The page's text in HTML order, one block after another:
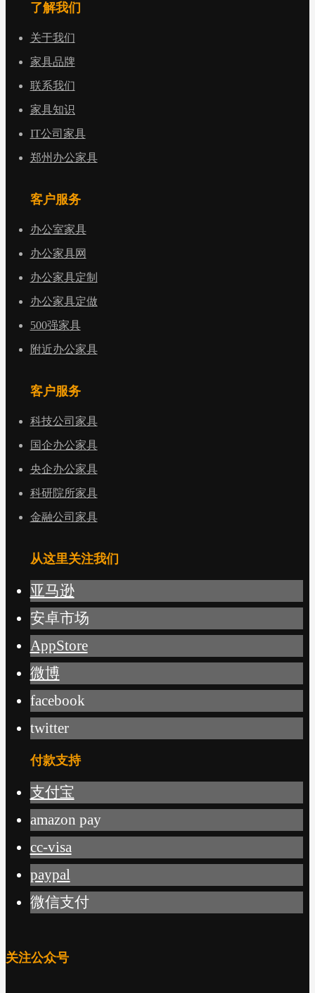
了解我们
关于我们
家具品牌
联系我们
家具知识
IT公司家具
郑州办公家具
客户服务
办公室家具
办公家具网
办公家具定制
办公家具定做
500强家具
附近办公家具
客户服务
科技公司家具
国企办公家具
央企办公家具
科研院所家具
金融公司家具
从这里关注我们
亚马逊
安卓市场
AppStore
微博
facebook
twitter
付款支持
支付宝
amazon pay
cc-visa
paypal
微信支付
关注公众号